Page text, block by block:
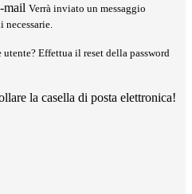
mail Verrà inviato un messaggio
Effettua il reset della password
la casella di posta elettronica!